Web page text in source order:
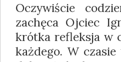
Oczywiście
zachęca Ojciec
krótka refleksja w
każdego. W